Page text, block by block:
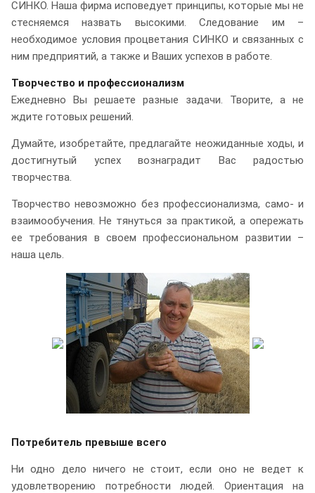
СИНКО. Наша фирма исповедует принципы, которые мы не
стесняемся назвать высокими. Следование им –
необходимое условия процветания СИНКО и связанных с
ним предприятий, а также и Ваших успехов в работе.
Творчество и профессионализм
Ежедневно Вы решаете разные задачи. Творите, а не
ждите готовых решений.
Думайте, изобретайте, предлагайте неожиданные ходы, и
достигнутый успех вознаградит Вас радостью
творчества.
Творчество невозможно без профессионализма, само- и
взаимообучения. Не тянуться за практикой, а опережать
ее требования в своем профессиональном развитии –
наша цель.
Потребитель превыше всего
Ни одно дело ничего не стоит, если оно не ведет к
удовлетворению потребности людей. Ориентация на